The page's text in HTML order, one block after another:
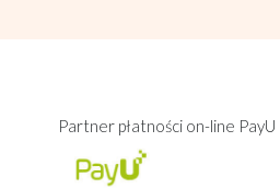
Partner płatności on-line PayU